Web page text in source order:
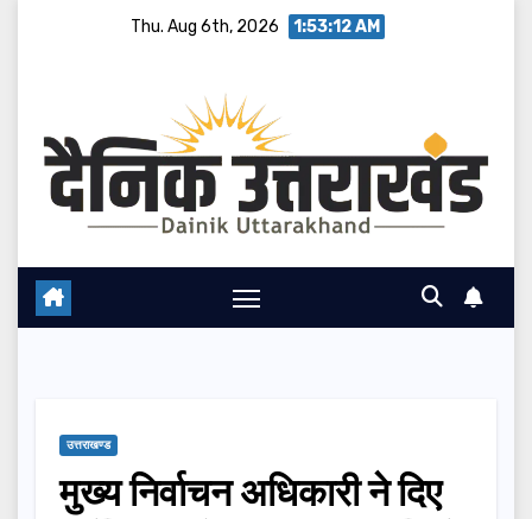
Thu. Aug 6th, 2026 1:53:12 AM
उत्तराखण्ड
मुख्य निर्वाचन अधिकारी ने दिए